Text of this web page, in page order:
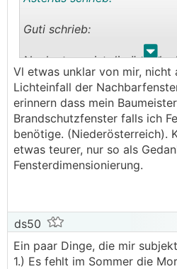
. .
Guti schrieb:
Noch etwas, ist die östliche
Grenze, bzw baut ihr schon
Fenster)
2m Abstand wären
Fenster. Grundstück für das
27x28m.
Vl etwas unklar von mir, nicht
Lichteinfall der
erinnern dass mein
Brandschutzfenster falls ich
benötige. (Niederösterreich).
etwas teurer, nur so als
Fensterdimensionierung.
ds50
Ein paar Dinge, die mir
1.) Es fehlt im Sommer die